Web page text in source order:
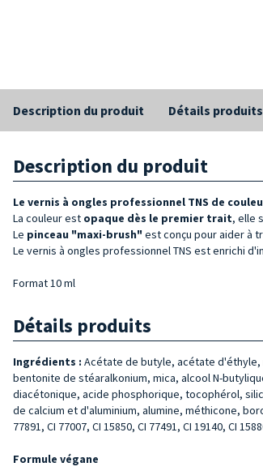
Description du produit Détails produits
Description du produit
Le vernis à ongles professionnel TNS de
La couleur est opaque dès le premier trait, elle
Le pinceau "maxi-brush" est conçu pour aider à
Le vernis à ongles professionnel TNS est enrichi
Format 10 ml
Détails produits
Ingrédients : Acétate de butyle, acétate
bentonite de stéaralkonium, mica, alcool N-
diacétonique, acide phosphorique, tocophérol,
de calcium et d'aluminium, alumine, méthicone,
77891, CI 77007, CI 15850, CI 77491, CI 19140, CI
Formule végane